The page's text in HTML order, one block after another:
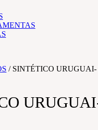
/ SINTÉTICO URUGUAI-